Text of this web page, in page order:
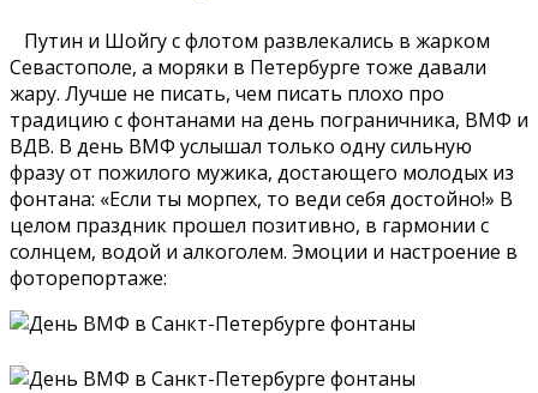
Путин и Шойгу с флотом развлекались в жарком
Севастополе, а моряки в Петербурге тоже давали
жару. Лучше не писать, чем писать плохо про
традицию с фонтанами на день пограничника, ВМФ и
ВДВ. В день ВМФ услышал только одну сильную
фразу от пожилого мужика, достающего молодых из
фонтана: «Если ты морпех, то веди себя достойно!» В
целом праздник прошел позитивно, в гармонии с
солнцем, водой и алкоголем. Эмоции и настроение в
фоторепортаже: